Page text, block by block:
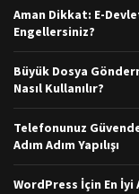
Aman Dikkat: E-
Engellersiniz?
Büyük Dosya
Nasıl Kullanılır?
Telefonunuz
Adım Adım Yapılışı
WordPress İçin En